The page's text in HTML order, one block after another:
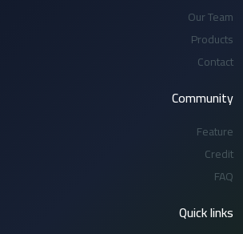
Our Team
Products
Contact
Community
Feature
Credit
FAQ
Quick links